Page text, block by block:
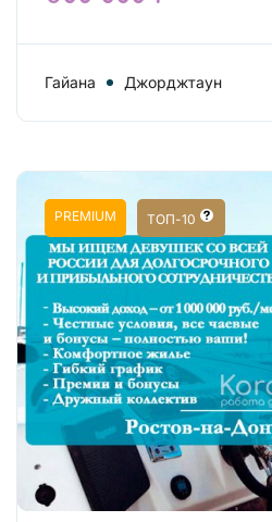
Гайана Джорджтаун
PREMIUM ТОП-10